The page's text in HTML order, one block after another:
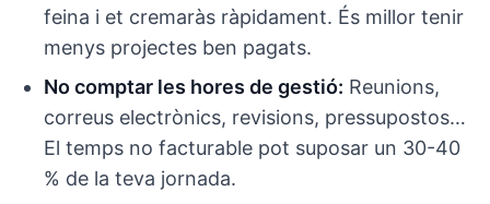
feina i et cremaràs ràpidament. És millor tenir
menys projectes ben pagats.
No comptar les hores de gestió: Reunions,
correus electrònics, revisions, pressupostos…
El temps no facturable pot suposar un 30-40
% de la teva jornada.